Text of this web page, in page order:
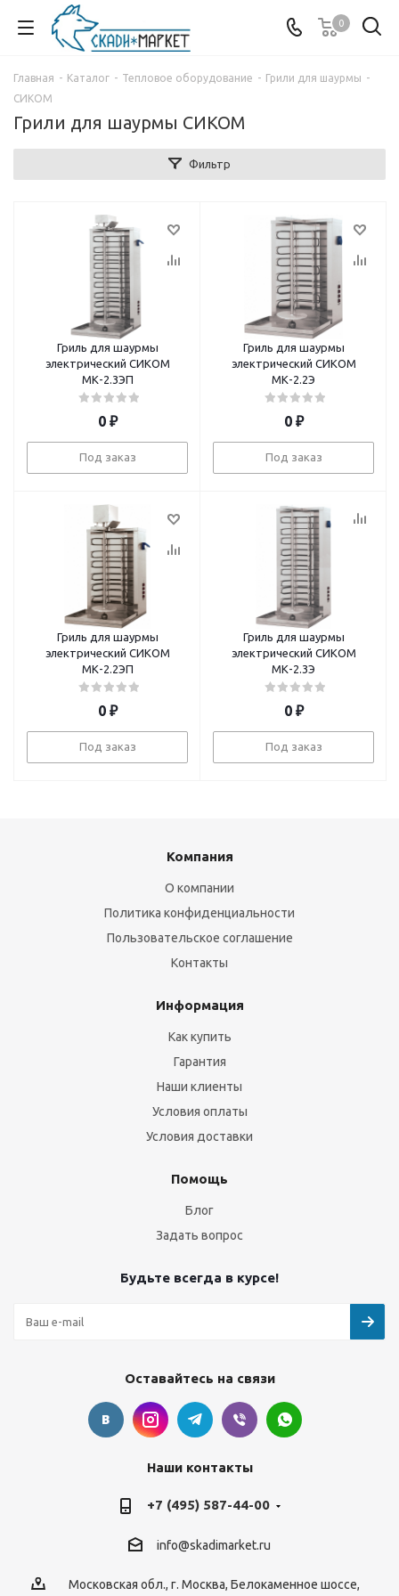
0
Главная - Каталог - Тепловое оборудование - Грили для шаурмы -
СИКОМ
Грили для шаурмы СИКОМ
Фильтр
Гриль для шаурмы
электрический СИКОМ
МК-2.3ЭП
0₽
Под заказ
Гриль для шаурмы
электрический СИКОМ
МК-2.2Э
0₽
Под заказ
Гриль для шаурмы
электрический СИКОМ
МК-2.2ЭП
0₽
Под заказ
Гриль для шаурмы
электрический СИКОМ
МК-2.3Э
0₽
Под заказ
Компания
О компании
Политика конфиденциальности
Пользовательское соглашение
Контакты
Информация
Как купить
Гарантия
Наши клиенты
Условия оплаты
Условия доставки
Помощь
Блог
Задать вопрос
Будьте всегда в курсе!
Оставайтесь на связи
Наши контакты
+7 (495) 587-44-00
info@skadimarket.ru
Московская обл., г. Москва, Белокаменное шоссе,